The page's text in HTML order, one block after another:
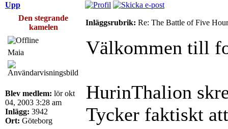
Upp
Den stegrande
kamelen
Inläggsrubrik: Re: The Battle of Five
Maia
Blev medlem: lör okt
04, 2003 3:28 am
Inlägg: 3942
Ort: Göteborg
Välkommen till
HurinThalion
Tycker faktiskt